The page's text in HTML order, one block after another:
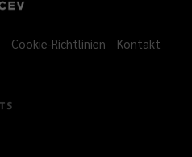
Cookie-Richtlinien Kontakt